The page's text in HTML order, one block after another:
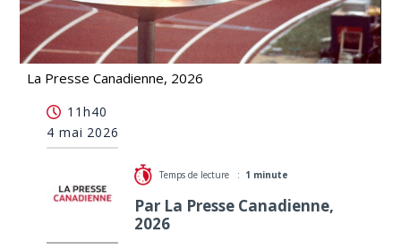
La Presse Canadienne, 2026
anniversaire des Jeux olympiques
11h40
4 mai 2026
Temps de lecture : 1 minute
Par La Presse Canadienne,
2026